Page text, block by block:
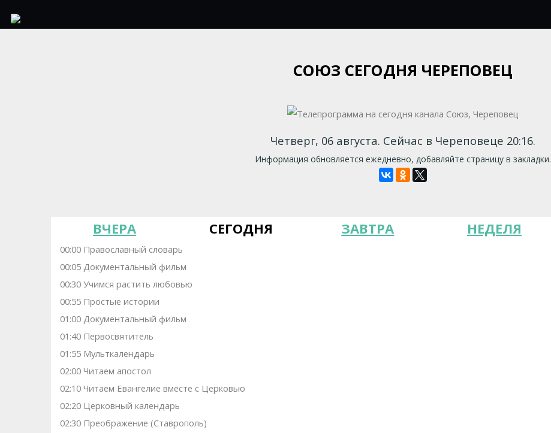
СОЮЗ СЕГОДНЯ ЧЕРЕПОВЕЦ
Четверг, 06 августа. Сейчас в Череповеце 20:16.
Информация обновляется ежедневно, добавляйте страницу в закладки.
ВЧЕРА СЕГОДНЯ ЗАВТРА НЕДЕЛЯ
00:00 Православный словарь
00:05 Документальный фильм
00:30 Учимся растить любовью
00:55 Простые истории
01:00 Документальный фильм
01:40 Первосвятитель
01:55 Мульткалендарь
02:00 Читаем апостол
02:10 Читаем Евангелие вместе с Церковью
02:20 Церковный календарь
02:30 Преображение (Ставрополь)